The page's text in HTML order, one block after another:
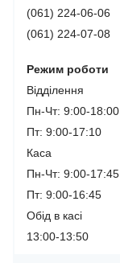
(061) 224-06-06
(061) 224-07-08
Режим роботи
Відділення
Пн-Чт: 9:00-18:00
Пт: 9:00-17:10
Каса
Пн-Чт: 9:00-17:45
Пт: 9:00-16:45
Обід в касі
13:00-13:50